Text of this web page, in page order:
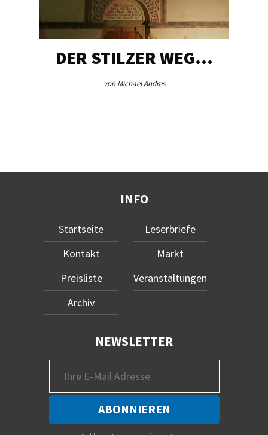
DER STILZER WEG…
von Michael Andres
INFO
Startseite
Kontakt
Preisliste
Archiv
Leserbriefe
Markt
Veranstaltungen
NEWSLETTER